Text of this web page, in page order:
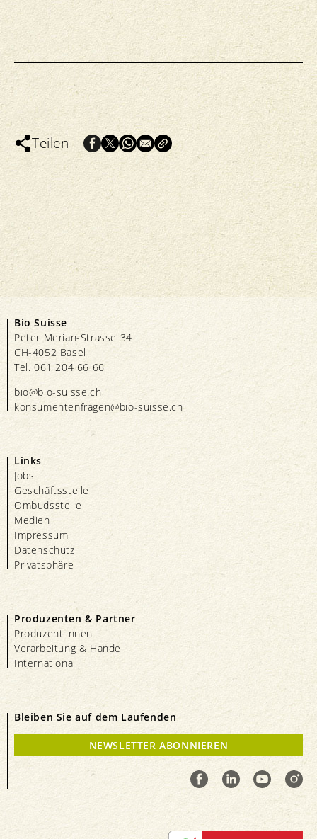
Teilen
Bio Suisse
Peter Merian-Strasse 34
CH-4052 Basel
Tel. 061 204 66 66
bio@bio-suisse.ch
konsumentenfragen@bio-suisse.ch
Links
Jobs
Geschäftsstelle
Ombudsstelle
Medien
Impressum
Datenschutz
Privatsphäre
Produzenten & Partner
Produzent:innen
Verarbeitung & Handel
International
Bleiben Sie auf dem Laufenden
NEWSLETTER ABONNIEREN